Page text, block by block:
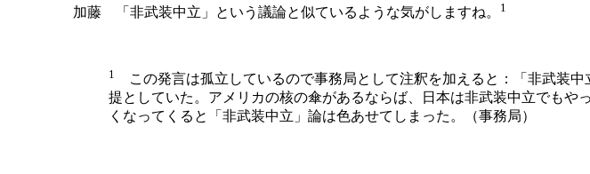
加藤 「非武装中立」という議論と似ているような気がしますね。 1
1
この発言は孤立しているので事務局として注釈を加えると：「非武装
提としていた。アメリカの核の傘があるならば、日本は非武装中立でも
くなってくると「非武装中立」論は色あせてしまった。（事務局）